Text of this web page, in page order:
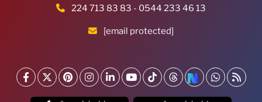
224 713 83 83 - 0544 233 46 13
[email protected]